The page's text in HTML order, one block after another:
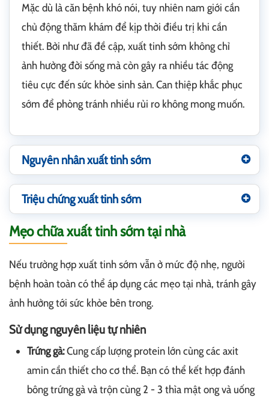
Mặc dù là căn bệnh khó nói, tuy nhiên nam giới cần
chủ động thăm khám để kịp thời điều trị khi cần
thiết. Bởi như đã đề cập, xuất tinh sớm không chỉ
ảnh hưởng đời sống mà còn gây ra nhiều tác động
tiêu cực đến sức khỏe sinh sản. Can thiệp khắc phục
sớm để phòng tránh nhiều rủi ro không mong muốn.
Nguyên nhân xuất tinh sớm
Triệu chứng xuất tinh sớm
Mẹo chữa xuất tinh sớm tại nhà
Nếu trường hợp xuất tinh sớm vẫn ở mức độ nhẹ, người
bệnh hoàn toàn có thể áp dụng các mẹo tại nhà, tránh gây
ảnh hưởng tới sức khỏe bên trong.
Sử dụng nguyên liệu tự nhiên
Trứng gà:Cung cấp lượng protein lớn cùng các axit
amin cần thiết cho cơ thể. Bạn có thể kết hợp đánh
bông trứng gà và trộn cùng 2 - 3 thìa mật ong và uống